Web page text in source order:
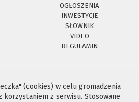
OGŁOSZENIA
INWESTYCJE
SŁOWNIK
VIDEO
REGULAMIN
(cookies) w celu gromadzenia
korzystaniem z serwisu. Stosowane